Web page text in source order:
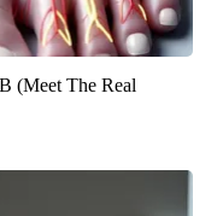
(Meet The Real